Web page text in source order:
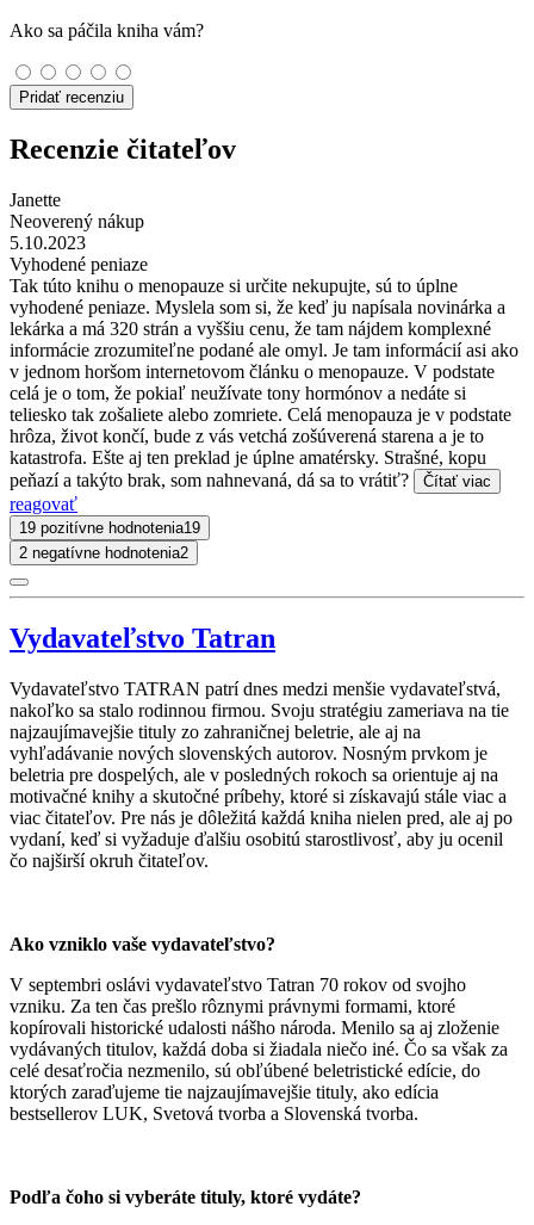
Ako sa páčila kniha vám?
Pridať recenziu
Recenzie čitateľov
Janette
Neoverený nákup
5.10.2023
Vyhodené peniaze
Tak túto knihu o menopauze si určite nekupujte, sú to úplne
vyhodené peniaze. Myslela som si, že keď ju napísala novinárka a
lekárka a má 320 strán a vyššiu cenu, že tam nájdem komplexné
informácie zrozumiteľne podané ale omyl. Je tam informácií asi ako
v jednom horšom internetovom článku o menopauze. V podstate
celá je o tom, že pokiaľ neužívate tony hormónov a nedáte si
teliesko tak zošaliete alebo zomriete. Celá menopauza je v podstate
hrôza, život končí, bude z vás vetchá zošúverená starena a je to
katastrofa. Ešte aj ten preklad je úplne amatérsky. Strašné, kopu
peňazí a takýto brak, som nahnevaná, dá sa to vrátiť?
Čítať viac
reagovať
19 pozitívne hodnotenia19
2 negatívne hodnotenia2
Vydavateľstvo Tatran
Vydavateľstvo TATRAN patrí dnes medzi menšie vydavateľstvá,
nakoľko sa stalo rodinnou firmou. Svoju stratégiu zameriava na tie
najzaujímavejšie tituly zo zahraničnej beletrie, ale aj na
vyhľadávanie nových slovenských autorov. Nosným prvkom je
beletria pre dospelých, ale v posledných rokoch sa orientuje aj na
motivačné knihy a skutočné príbehy, ktoré si získavajú stále viac a
viac čitateľov. Pre nás je dôležitá každá kniha nielen pred, ale aj po
vydaní, keď si vyžaduje ďalšiu osobitú starostlivosť, aby ju ocenil
čo najširší okruh čitateľov.
Ako vzniklo vaše vydavateľstvo?
V septembri oslávi vydavateľstvo Tatran 70 rokov od svojho
vzniku. Za ten čas prešlo rôznymi právnymi formami, ktoré
kopírovali historické udalosti nášho národa. Menilo sa aj zloženie
vydávaných titulov, každá doba si žiadala niečo iné. Čo sa však za
celé desaťročia nezmenilo, sú obľúbené beletristické edície, do
ktorých zaraďujeme tie najzaujímavejšie tituly, ako edícia
bestsellerov LUK, Svetová tvorba a Slovenská tvorba.
Podľa čoho si vyberáte tituly, ktoré vydáte?